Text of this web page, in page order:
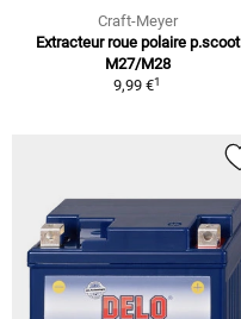
Craft-Meyer
Extracteur roue polaire p.scoot
M27/M28
9,99 €1